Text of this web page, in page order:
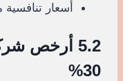
أسعار تنافسية
5.2 أرخص
30%